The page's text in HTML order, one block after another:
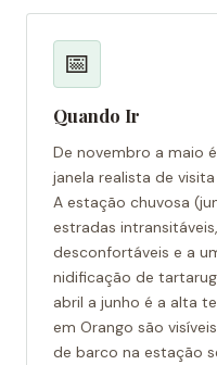
📅
Quando Ir
De novembro a maio
janela realista de
A estação chuvosa
estradas
desconfortáveis e a
nidificação de
abril a junho é a alta
em Orango são
de barco na estação